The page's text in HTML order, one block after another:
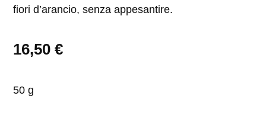
fiori d’arancio, senza appesantire.
16,50€
50 g